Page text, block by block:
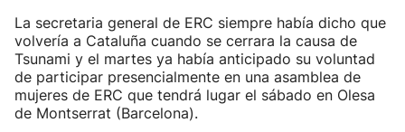
La secretaria general de ERC siempre había dicho que
volvería a Cataluña cuando se cerrara la causa de
Tsunami y el martes ya había anticipado su voluntad
de participar presencialmente en una asamblea de
mujeres de ERC que tendrá lugar el sábado en Olesa
de Montserrat (Barcelona).